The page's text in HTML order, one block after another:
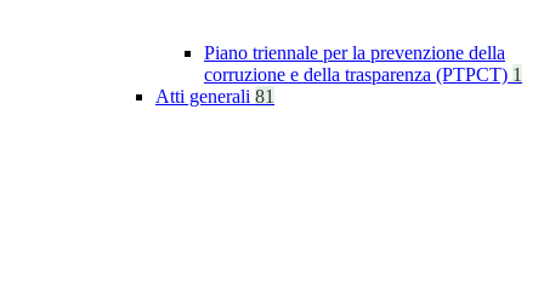
Piano triennale per la prevenzione della
corruzione e della trasparenza (PTPCT) 1
Atti generali 81